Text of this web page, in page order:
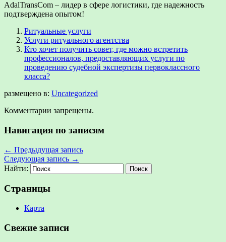
AdalTransCom – лидер в сфере логистики, где надежность
подтверждена опытом!
Ритуальные услуги
Услуги ритуального агентства
Кто хочет получить совет, где можно встретить
профессионалов, предоставляющих услуги по
проведению судебной экспертизы первоклассного
класса?
размещено в: Uncategorized
Комментарии запрещены.
Навигация по записям
← Предыдущая запись
Следующая запись →
Найти:
Страницы
Карта
Свежие записи